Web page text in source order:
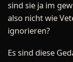
sind sie ja im
also nicht wie
ignorieren?
Es sind diese